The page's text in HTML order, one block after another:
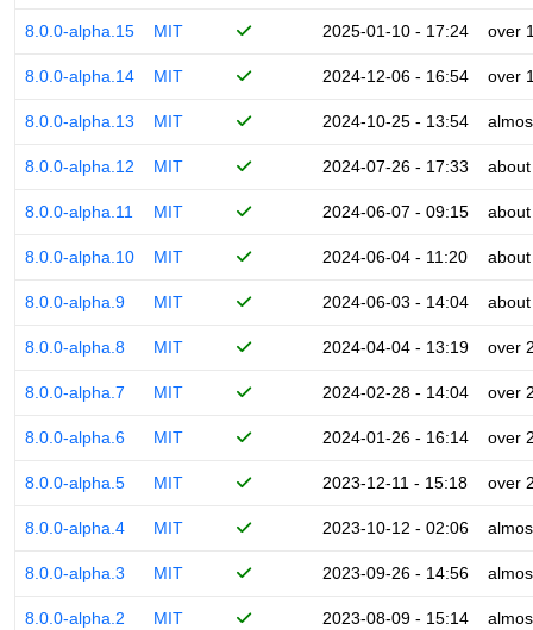
8.0.0-alpha.15 MIT 2025-01-10 - 17:24 over
8.0.0-alpha.14 MIT 2024-12-06 - 16:54 over
8.0.0-alpha.13 MIT 2024-10-25 - 13:54
8.0.0-alpha.12 MIT 2024-07-26 - 17:33
8.0.0-alpha.11 MIT 2024-06-07 - 09:15
8.0.0-alpha.10 MIT 2024-06-04 - 11:20
8.0.0-alpha.9 MIT 2024-06-03 - 14:04
8.0.0-alpha.8 MIT 2024-04-04 - 13:19 over
8.0.0-alpha.7 MIT 2024-02-28 - 14:04 over
8.0.0-alpha.6 MIT 2024-01-26 - 16:14 over
8.0.0-alpha.5 MIT 2023-12-11 - 15:18 over
8.0.0-alpha.4 MIT 2023-10-12 - 02:06
8.0.0-alpha.3 MIT 2023-09-26 - 14:56
8.0.0-alpha.2 MIT 2023-08-09 - 15:14